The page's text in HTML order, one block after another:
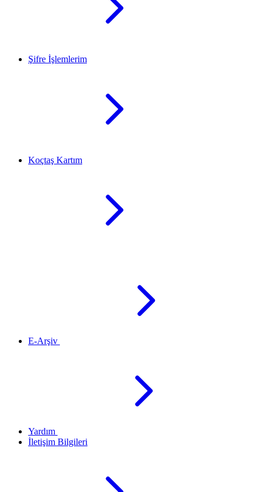
Şifre İşlemlerim
Koçtaş Kartım
E-Arşiv
Yardım
İletişim Bilgileri